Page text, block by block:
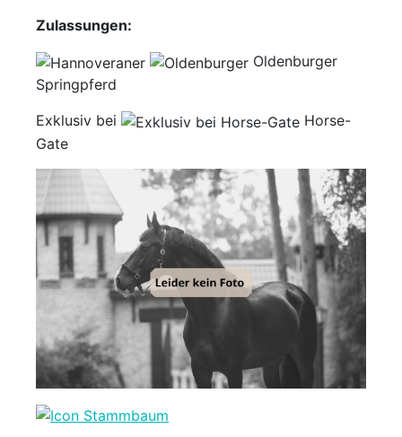
Partner
Account
Zulassungen:
Oldenburger
Springpferd
Exklusiv bei
Horse-
Gate